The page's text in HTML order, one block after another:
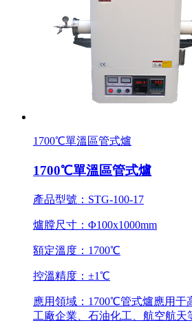
1700℃單溫區管式爐
1700℃單溫區管式爐
產品型號：STG-100-17
爐膛尺寸：Φ100x1000mm
額定溫度：1700℃
控溫精度：±1℃
應用領域：1700℃管式爐應用于
工廠企業、石油化工、航空航天